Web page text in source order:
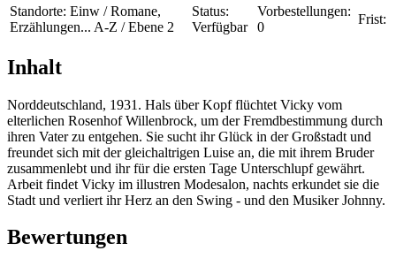
Standorte: Einw / Romane,
Erzählungen... A-Z / Ebene 2
Status:
Verfügbar
Vorbestellungen:
0
Frist:
Inhalt
Norddeutschland, 1931. Hals über Kopf flüchtet Vicky vom
elterlichen Rosenhof Willenbrock, um der Fremdbestimmung durch
ihren Vater zu entgehen. Sie sucht ihr Glück in der Großstadt und
freundet sich mit der gleichaltrigen Luise an, die mit ihrem Bruder
zusammenlebt und ihr für die ersten Tage Unterschlupf gewährt.
Arbeit findet Vicky im illustren Modesalon, nachts erkundet sie die
Stadt und verliert ihr Herz an den Swing - und den Musiker Johnny.
Bewertungen